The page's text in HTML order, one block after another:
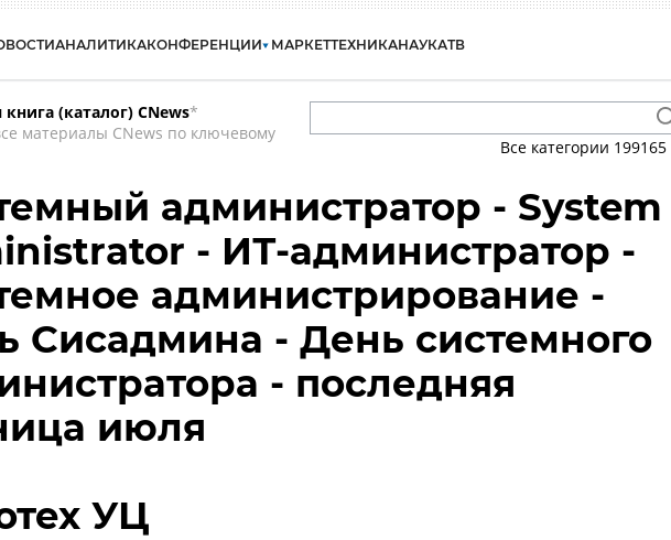
АНАЛИТИКАКОНФЕРЕНЦИИ МАРКЕТТЕХНИКАНАУКАТВ
(каталог) CNews*
материалы CNews по ключевому
Все категории 199165
администратор - System
- ИТ-администратор -
администрирование -
Сисадмина - День системного
- последняя
июля
УЦ